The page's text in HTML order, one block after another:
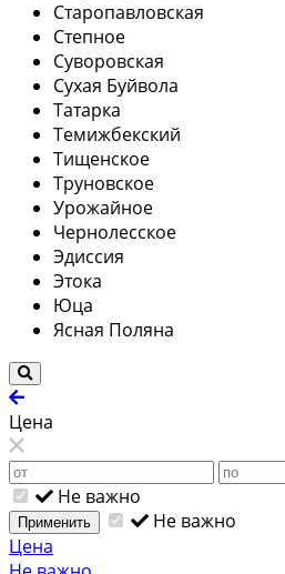
Старопавловская
Степное
Суворовская
Сухая Буйвола
Татарка
Темижбекский
Тищенское
Труновское
Урожайное
Чернолесское
Эдиссия
Этока
Юца
Ясная Поляна
Цена
Не важно
Применить
Не важно
Цена